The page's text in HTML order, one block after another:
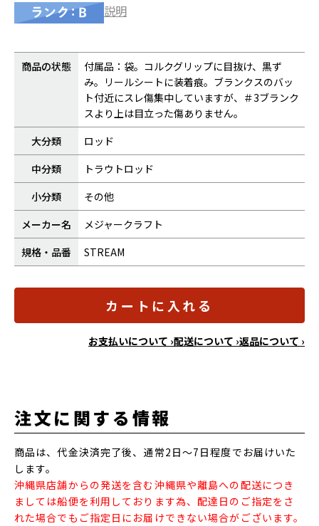
説明
商品の状態
付属品：袋。コルクグリップに目抜け、黒ず
み。リールシートに装着痕。ブランクスのバッ
ト付近にスレ傷集中していますが、＃3ブランク
スより上は目立った傷ありません。
大分類
ロッド
中分類
トラウトロッド
小分類
その他
メーカー名
メジャークラフト
規格・品番
STREAM
カートに入れる
お支払いについて ›配送について ›返品について ›
注文に関する情報
商品は、代金決済完了後、通常2日～7日程度でお届けいた
します。
沖縄県店舗からの発送を含む沖縄県や離島への配送につき
ましては船便を利用しております為、配達日のご指定をさ
れた場合でもご指定日にお届けできない場合がございます。